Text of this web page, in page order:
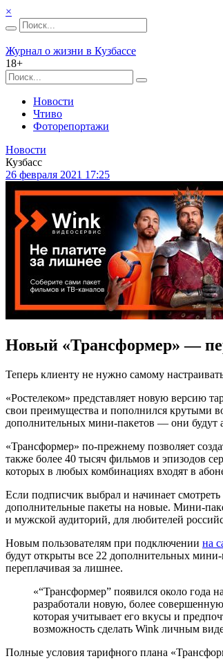
×
Журнал о жизни в Кузбассе
18+
Новости
Чтиво
Фоторепортажи
Новости
Кузбасс
26 февраля 2021 17:25
Новый «Трансформер» —
Теперь клиенту не нужно самому
«Ростелеком» представляет новую версию
свои преимущества и пополнился крутыми
дополнительных мини-пакетов — они будут
«Трансформер» по-прежнему позволяет
также более 40 тысяч фильмов и эпизодов
которых в любых комбинациях входят в
Если подписчик выбрал и начинает
дополнительные пакеты на новые. Мини-
и мужской аудиторий, для любителей
Новым пользователям при подключении на
будут открыты все 22 дополнительных мини-
переплачивая за лишнее.
«“Трансформер” появился около года
разработали новую, более
которая учитывает его вкусы и
возможность сделать Wink личным
Полные условия тарифного плана